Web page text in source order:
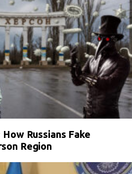
Russians Fake
Region